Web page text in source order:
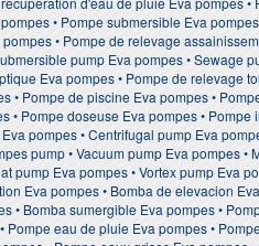
• Pompe submersible Eva
• Pompe de relevage
pump Eva pompes • Sewage
Eva pompes • Pompe de relevage
• Pompe de piscine Eva pompes •
• Pompe doseuse Eva pompes • Pompe
pompes • Centrifugal pump Eva
pump • Vacuum pump Eva pompes •
pump Eva pompes • Vortex pump Eva
Eva pompes • Bomba de elevacion
• Bomba sumergible Eva pompes •
eau de pluie Eva pompes •